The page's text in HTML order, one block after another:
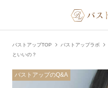
バストアップTOP バストアップラボ
といいの？
バストアップのQ&A